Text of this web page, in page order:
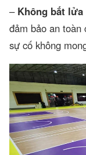
– Không bắt
đảm bảo an
sự cố không